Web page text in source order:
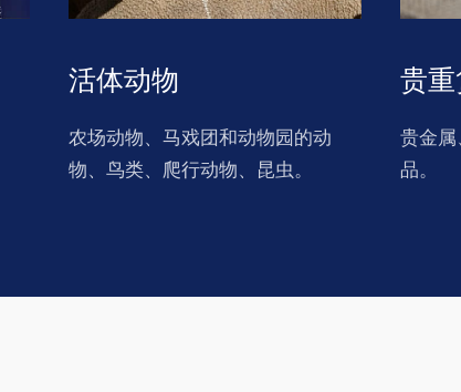
活体动物
农场动物、马戏团和动物园的动
物、鸟类、爬行动物、昆虫。
贵
贵金
品。